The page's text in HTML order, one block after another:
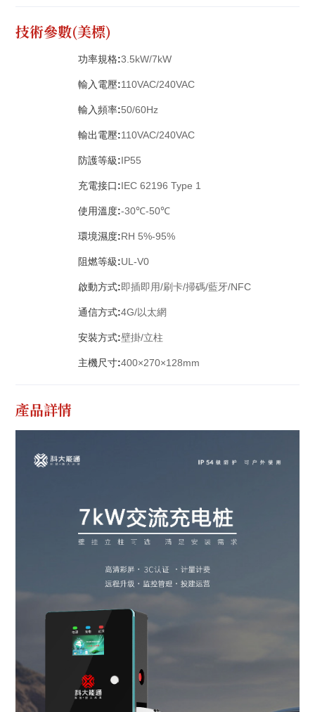
技術參數(美標)
功率規格:3.5kW/7kW
輸入電壓:110VAC/240VAC
輸入頻率:50/60Hz
輸出電壓:110VAC/240VAC
防護等級:IP55
充電接口:IEC 62196 Type 1
使用溫度:-30℃-50℃
環境濕度:RH 5%-95%
阻燃等級:UL-V0
啟動方式:即插即用/刷卡/掃碼/藍牙/NFC
通信方式:4G/以太網
安裝方式:壁掛/立柱
主機尺寸:400×270×128mm
產品詳情